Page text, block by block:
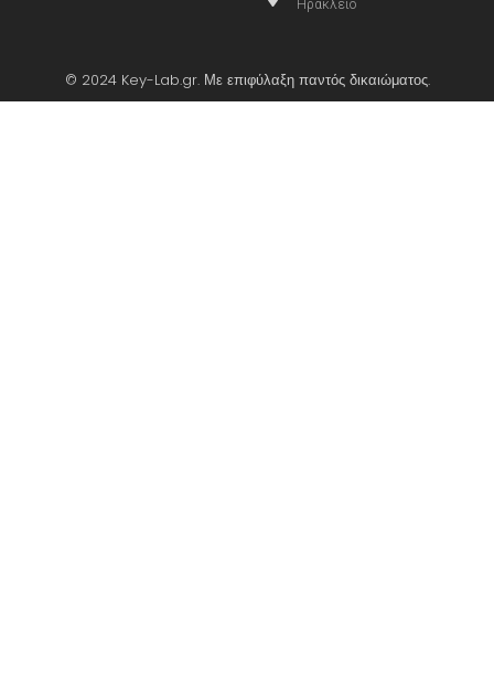
Ηράκλειο
© 2024 Key-Lab.gr. Με επιφύλαξη παντός δικαιώματος.